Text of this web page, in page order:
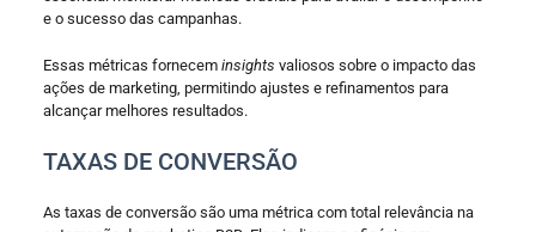
e o sucesso das campanhas.
Essas métricas fornecem insights valiosos sobre o impacto das
ações de marketing, permitindo ajustes e refinamentos para
alcançar melhores resultados.
TAXAS DE CONVERSÃO
As taxas de conversão são uma métrica com total relevância na